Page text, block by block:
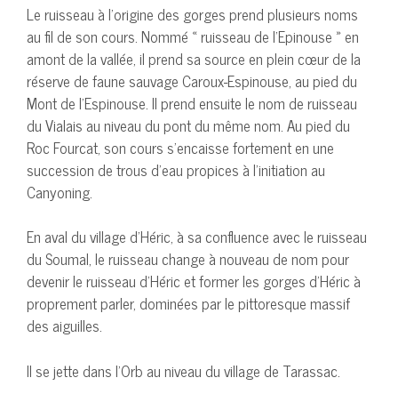
Le ruisseau à l’origine des gorges prend plusieurs noms
au fil de son cours. Nommé « ruisseau de l’Epinouse » en
amont de la vallée, il prend sa source en plein cœur de la
réserve de faune sauvage Caroux-Espinouse, au pied du
Mont de l’Espinouse. Il prend ensuite le nom de ruisseau
du Vialais au niveau du pont du même nom. Au pied du
Roc Fourcat, son cours s’encaisse fortement en une
succession de trous d’eau propices à l’initiation au
Canyoning.
En aval du village d’Héric, à sa confluence avec le ruisseau
du Soumal, le ruisseau change à nouveau de nom pour
devenir le ruisseau d’Héric et former les gorges d’Héric à
proprement parler, dominées par le pittoresque massif
des aiguilles.
Il se jette dans l’Orb au niveau du village de Tarassac.